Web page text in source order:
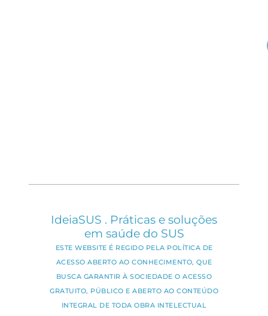
IdeiaSUS . Práticas e soluções
em saúde do SUS
ESTE WEBSITE É REGIDO PELA POLÍTICA DE
ACESSO ABERTO AO CONHECIMENTO, QUE
BUSCA GARANTIR À SOCIEDADE O ACESSO
GRATUITO, PÚBLICO E ABERTO AO CONTEÚDO
INTEGRAL DE TODA OBRA INTELECTUAL